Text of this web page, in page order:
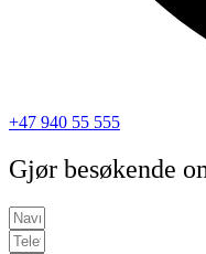
+47 940 55 555
Gjør besøkende